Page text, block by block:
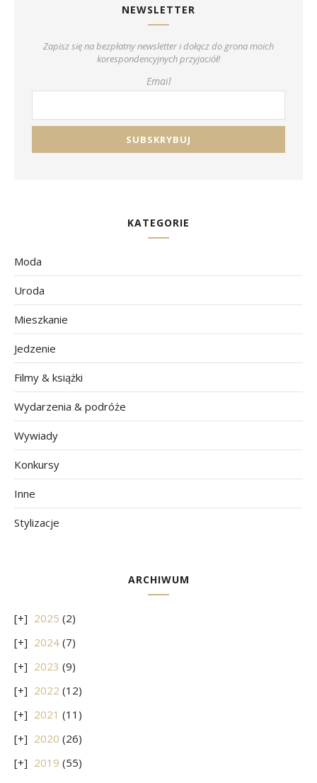
NEWSLETTER
Zapisz się na bezpłatny newsletter i dołącz do grona moich
korespondencyjnych przyjaciół!
Email
KATEGORIE
Moda
Uroda
Mieszkanie
Jedzenie
Filmy & książki
Wydarzenia & podróże
Wywiady
Konkursy
Inne
Stylizacje
ARCHIWUM
2025 (2)
2024 (7)
2023 (9)
2022 (12)
2021 (11)
2020 (26)
2019 (55)